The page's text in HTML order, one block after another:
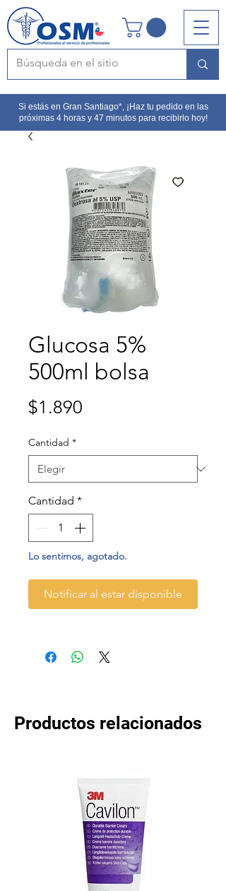
Si estás en Gran Santiago*, ¡Haz tu pedido en las
próximas 4 horas y 47 minutos para recibirlo hoy!
Glucosa 5%
500ml bolsa
$1.890
Cantidad *
Cantidad *
Lo sentimos, agotado.
Notificar al estar disponible
Productos relacionados